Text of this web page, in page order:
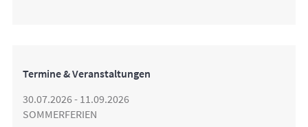
Termine & Veranstaltungen
30.07.2026 - 11.09.2026
SOMMERFERIEN